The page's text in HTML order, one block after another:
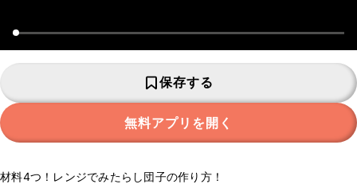
保存する
無料アプリを開く
材料4つ！レンジでみたらし団子の作り方！